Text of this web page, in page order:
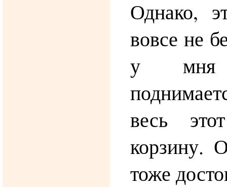
Однако,
вовсе не
у мня
весь
корзину.
тоже